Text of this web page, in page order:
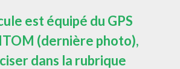
est équipé du GPS
(dernière photo),
dans la rubrique